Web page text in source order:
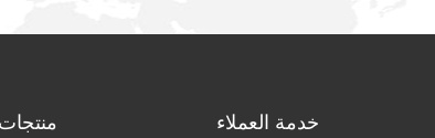
خدمة العملاء منتجات